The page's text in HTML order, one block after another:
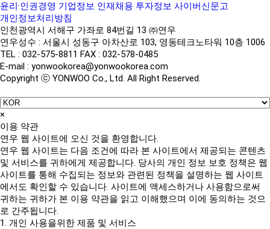
윤리·인권경영 기업정보 인재채용 투자정보 사이버신문고
개인정보처리방침
인천광역시 서해구 가좌로 84번길 13 ㈜연우
연우성수 : 서울시 성동구 아차산로 103, 영동테크노타워 10층 1006
TEL : 032-575-8811 FAX : 032-578-0485
E-mail : yonwookorea@yonwookorea.com
Copyright ⓒ YONWOO Co., Ltd. All Right Reserved.
×
이용 약관
연우 웹 사이트에 오신 것을 환영합니다.
연우 웹 사이트는 다음 조건에 따라 본 사이트에서 제공되는 콘텐츠
및 서비스를 귀하에게 제공합니다. 당사의 개인 정보 보호 정책은 웹
사이트를 통해 수집되는 정보와 관련된 정책을 설명하는 웹 사이트
에서도 확인할 수 있습니다. 사이트에 액세스하거나 사용함으로써
귀하는 귀하가 본 이용 약관을 읽고 이해했으며 이에 동의하는 것으
로 간주됩니다.
1. 개인 사용을위한 제품 및 서비스